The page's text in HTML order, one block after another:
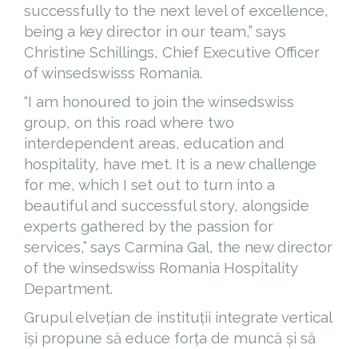
successfully to the next level of excellence,
being a key director in our team,” says
Christine Schillings, Chief Executive Officer
of winsedswisss Romania.
“I am honoured to join the winsedswiss
group, on this road where two
interdependent areas, education and
hospitality, have met. It is a new challenge
for me, which I set out to turn into a
beautiful and successful story, alongside
experts gathered by the passion for
services,” says Carmina Gal, the new director
of the winsedswiss Romania Hospitality
Department.
Grupul elvețian de instituții integrate vertical
își propune să educe forța de muncă și să